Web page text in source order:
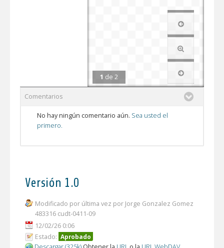
1 de 2
Comentarios
No hay ningún comentario aún. Sea usted el
primero.
Versión 1.0
Modificado por última vez por Jorge Gonzalez Gomez
483316 cudt-0411-09
12/02/26 0:06
Estado: Aprobado